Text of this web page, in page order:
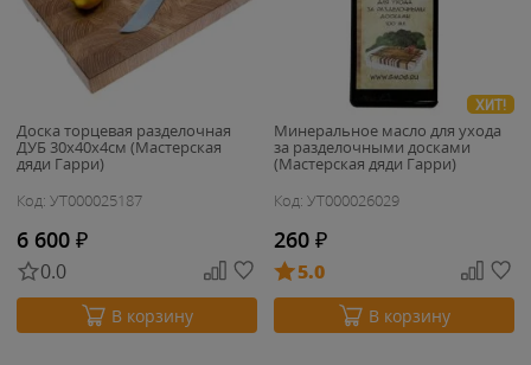
Доска торцевая разделочная
ДУБ 30х40х4см (Мастерская
дяди Гарри)
Код: УТ000025187
6 600 ₽
0.0
В корзину
ХИТ!
Минеральное масло для ухода
за разделочными досками
(Мастерская дяди Гарри)
Код: УТ000026029
260 ₽
5.0
В корзину